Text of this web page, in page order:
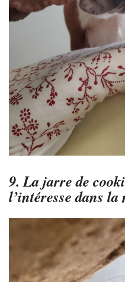
9. La jarre de
l’intéresse dans la